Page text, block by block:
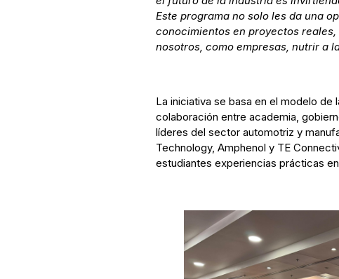
Este programa no solo les da una
conocimientos en proyectos
nosotros, como empresas, nutrir a
La iniciativa se basa en el modelo de
colaboración entre academia,
líderes del sector automotriz y
Technology, Amphenol y TE
estudiantes experiencias prácticas